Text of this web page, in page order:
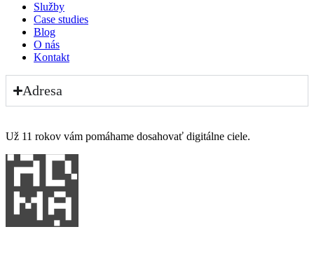
Služby
Case studies
Blog
O nás
Kontakt
Adresa
Už 11 rokov vám pomáhame dosahovať digitálne ciele.